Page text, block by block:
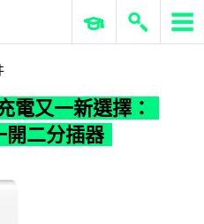
ERP 與商業 AI
電又一新選擇：
二分插器